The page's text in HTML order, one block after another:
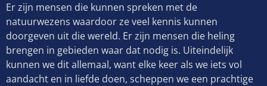
Er zijn mensen die kunnen spreken met de
natuurwezens waardoor ze veel kennis kunnen
doorgeven uit die wereld. Er zijn mensen die heling
brengen in gebieden waar dat nodig is. Uiteindelijk
kunnen we dit allemaal, want elke keer als we iets vol
aandacht en in liefde doen, scheppen we een prachtige